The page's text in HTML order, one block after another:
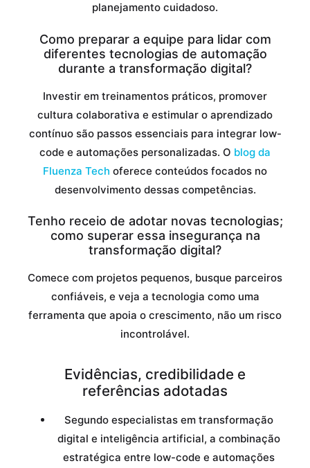
planejamento cuidadoso.
Como preparar a equipe para lidar com
diferentes tecnologias de automação
durante a transformação digital?
Investir em treinamentos práticos, promover
cultura colaborativa e estimular o aprendizado
contínuo são passos essenciais para integrar low-
code e automações personalizadas. O blog da
Fluenza Tech oferece conteúdos focados no
desenvolvimento dessas competências.
Tenho receio de adotar novas tecnologias;
como superar essa insegurança na
transformação digital?
Comece com projetos pequenos, busque parceiros
confiáveis, e veja a tecnologia como uma
ferramenta que apoia o crescimento, não um risco
incontrolável.
Evidências, credibilidade e
referências adotadas
Segundo especialistas em transformação
digital e inteligência artificial, a combinação
estratégica entre low-code e automações